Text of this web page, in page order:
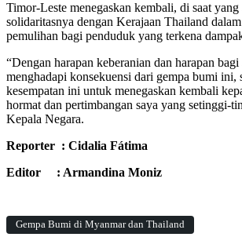
Timor-Leste menegaskan kembali, di saat
solidaritasnya dengan Kerajaan Thailand
pemulihan bagi penduduk yang terkena
“Dengan harapan keberanian dan harapan
menghadapi konsekuensi dari gempa bumi ini,
kesempatan ini untuk menegaskan kembali
hormat dan pertimbangan saya yang setinggi-
Kepala Negara.
Reporter : Cidalia Fátima
Editor : Armandina Moniz
Gempa Bumi di Myanmar dan Thailand